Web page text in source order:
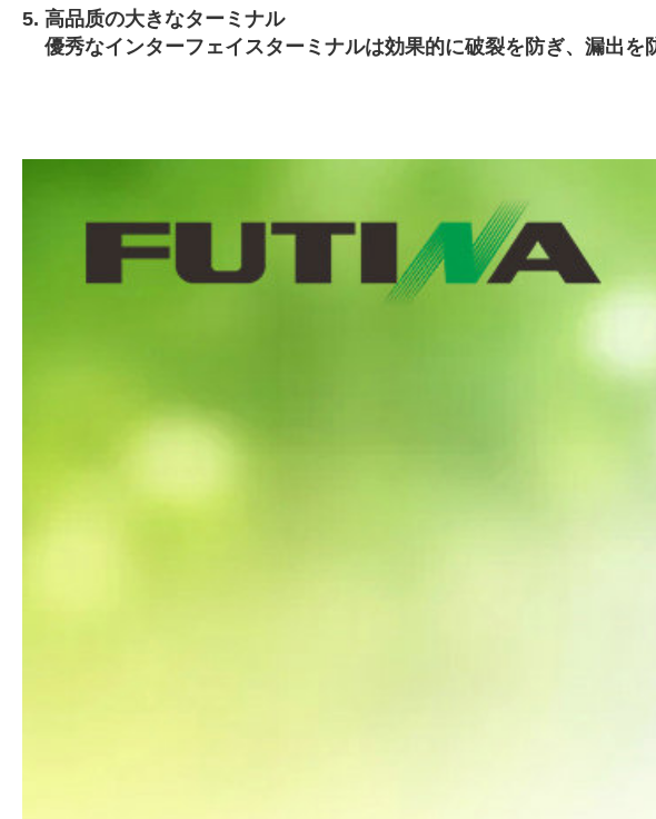
高品质の大きなターミナル
優秀なインターフェイスターミナルは効果的に破裂を防ぎ、漏出を